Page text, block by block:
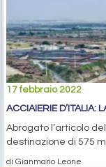
17 febbraio 2022
ACCIAIERIE D’ITALIA:
Abrogato l’articolo
destinazione di 575
di Gianmario Leone